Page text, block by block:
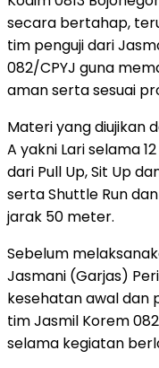
secara bertahap,
tim penguji dari
082/CPYJ guna
aman serta sesuai
Materi yang diujikan
A yakni Lari selama
dari Pull Up, Sit Up
serta Shuttle Run
jarak 50 meter.
Sebelum
Jasmani (Garjas)
kesehatan awal dan
tim Jasmil Korem
selama kegiatan